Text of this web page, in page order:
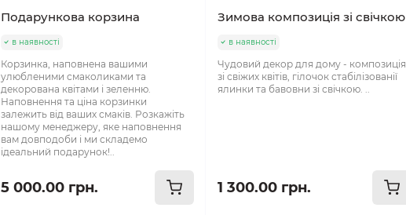
Подарункова корзина
в наявності
Корзинка, наповнена вашими
улюбленими смаколиками та
декорована квітами і зеленню.
Наповнення та ціна корзинки
залежить від ваших смаків. Розкажіть
нашому менеджеру, яке наповнення
вам довподоби і ми складемо
ідеальний подарунок!..
5 000.00 грн.
Зимова композиція зі свічкою
в наявності
Чудовий декор для дому - композиція
зі свіжих квітів, гілочок стабілізованії
ялинки та бавовни зі свічкою. ..
1 300.00 грн.